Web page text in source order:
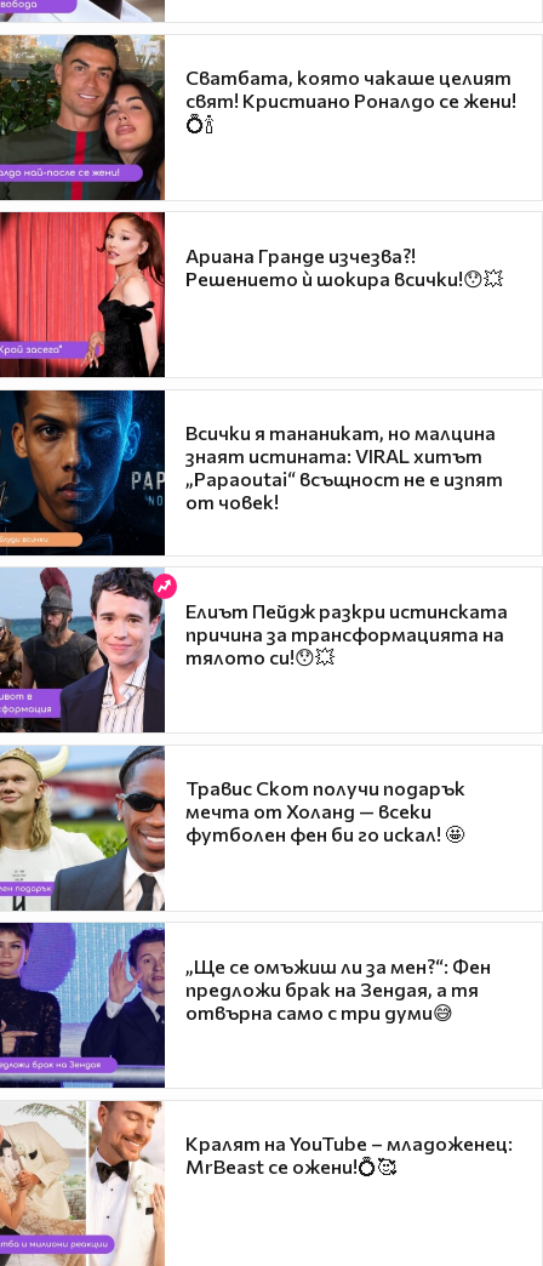
Сватбата, която чакаше целият
свят! Кристиано Роналдо се жени!
💍🍾
Ариана Гранде изчезва?!
Решението ѝ шокира всички!😯💥
Всички я тананикат, но малцина
знаят истината: VIRAL хитът
„Papaoutai“ всъщност не е изпят
от човек!
Елиът Пейдж разкри истинската
причина за трансформацията на
тялото си!😯💥
Травис Скот получи подарък
мечта от Холанд — всеки
футболен фен би го искал! 🤩
„Ще се омъжиш ли за мен?“: Фен
предложи брак на Зендая, а тя
отвърна само с три думи😅
Кралят на YouTube – младоженец:
MrBeast се ожени!💍🥰